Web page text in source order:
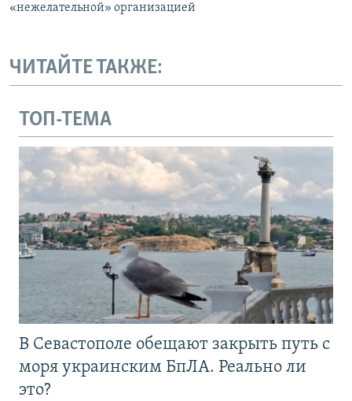
«нежелательной» организацией
ЧИТАЙТЕ ТАКЖЕ:
ТОП-ТЕМА
В Севастополе обещают закрыть путь с
моря украинским БпЛА. Реально ли
это?